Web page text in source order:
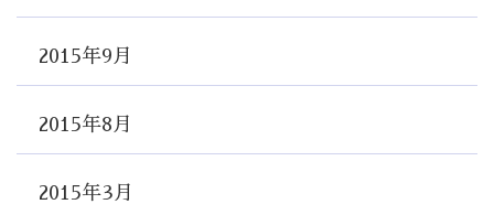
2015年9月
2015年8月
2015年3月